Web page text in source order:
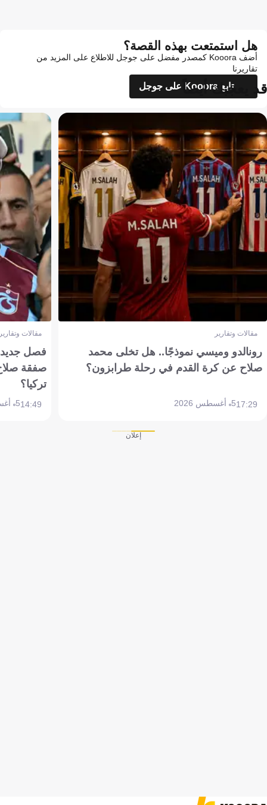
هل استمتعت بهذه القصة؟
أضف Kooora كمصدر مفضل على جوجل للاطلاع على المزيد من
تقاريرنا
تابع Kooora على جوجل
قد يعجبك أيضاً
مقالات وتقارير
رونالدو وميسي نموذجًا.. هل تخلى محمد
صلاح عن كرة القدم في رحلة طرابزون؟
17:295 أغسطس 2026
مقالات
فصل جديد
صفقة
تركيا؟
14:495 أغسطس 2026
إعلان